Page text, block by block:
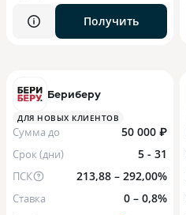
Получить
Бериберу
ДЛЯ НОВЫХ КЛИЕНТОВ
Сумма до 50 000 ₽
Срок (дни) 5 - 31
ПСК 213,88 – 292,00%
Ставка 0 – 0,8%